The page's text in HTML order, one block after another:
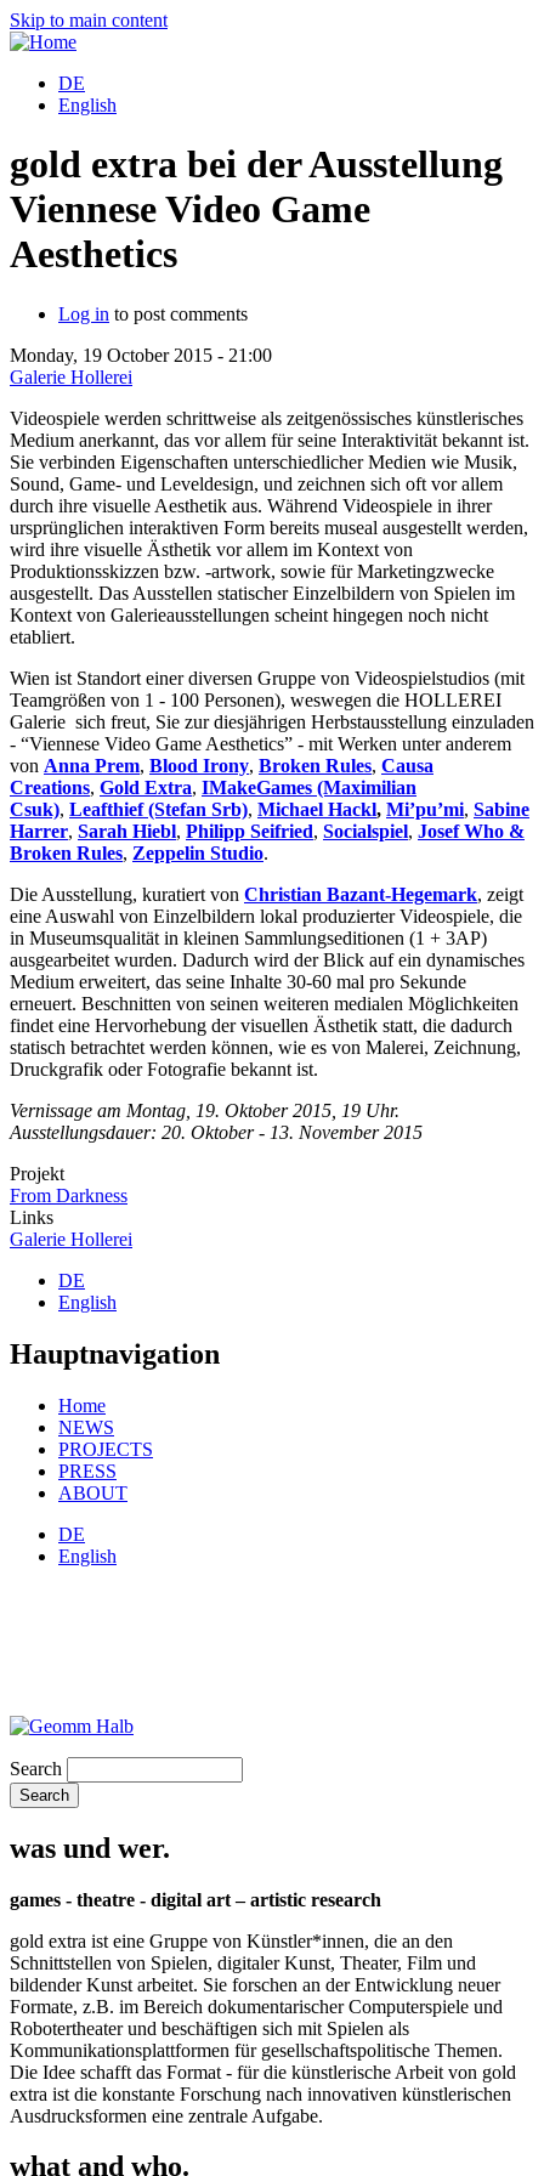
Skip to main content
DE
English
gold extra bei der Ausstellung
Viennese Video Game
Aesthetics
Log in to post comments
Monday, 19 October 2015 - 21:00
Galerie Hollerei
Videospiele werden schrittweise als zeitgenössisches künstlerisches
Medium anerkannt, das vor allem für seine Interaktivität bekannt ist.
Sie verbinden Eigenschaften unterschiedlicher Medien wie Musik,
Sound, Game- und Leveldesign, und zeichnen sich oft vor allem
durch ihre visuelle Aesthetik aus. Während Videospiele in ihrer
ursprünglichen interaktiven Form bereits museal ausgestellt werden,
wird ihre visuelle Ästhetik vor allem im Kontext von
Produktionsskizzen bzw. -artwork, sowie für Marketingzwecke
ausgestellt. Das Ausstellen statischer Einzelbildern von Spielen im
Kontext von Galerieausstellungen scheint hingegen noch nicht
etabliert.
Wien ist Standort einer diversen Gruppe von Videospielstudios (mit
Teamgrößen von 1 - 100 Personen), weswegen die HOLLEREI
Galerie sich freut, Sie zur diesjährigen Herbstausstellung einzuladen
- “Viennese Video Game Aesthetics” - mit Werken unter anderem
von Anna Prem, Blood Irony, Broken Rules, Causa
Creations, Gold Extra, IMakeGames (Maximilian
Csuk), Leafthief (Stefan Srb), Michael Hackl, Mi’pu’mi, Sabine
Harrer, Sarah Hiebl, Philipp Seifried, Socialspiel, Josef Who &
Broken Rules, Zeppelin Studio.
Die Ausstellung, kuratiert von Christian Bazant-Hegemark, zeigt
eine Auswahl von Einzelbildern lokal produzierter Videospiele, die
in Museumsqualität in kleinen Sammlungseditionen (1 + 3AP)
ausgearbeitet wurden. Dadurch wird der Blick auf ein dynamisches
Medium erweitert, das seine Inhalte 30-60 mal pro Sekunde
erneuert. Beschnitten von seinen weiteren medialen Möglichkeiten
findet eine Hervorhebung der visuellen Ästhetik statt, die dadurch
statisch betrachtet werden können, wie es von Malerei, Zeichnung,
Druckgrafik oder Fotografie bekannt ist.
Vernissage am Montag, 19. Oktober 2015, 19 Uhr.
Ausstellungsdauer: 20. Oktober - 13. November 2015
Projekt
From Darkness
Links
Galerie Hollerei
DE
English
Hauptnavigation
Home
NEWS
PROJECTS
PRESS
ABOUT
DE
English
Search
was und wer.
games - theatre - digital art – artistic research
gold extra ist eine Gruppe von Künstler*innen, die an den
Schnittstellen von Spielen, digitaler Kunst, Theater, Film und
bildender Kunst arbeitet. Sie forschen an der Entwicklung neuer
Formate, z.B. im Bereich dokumentarischer Computerspiele und
Robotertheater und beschäftigen sich mit Spielen als
Kommunikationsplattformen für gesellschaftspolitische Themen.
Die Idee schafft das Format - für die künstlerische Arbeit von gold
extra ist die konstante Forschung nach innovativen künstlerischen
Ausdrucksformen eine zentrale Aufgabe.
what and who.